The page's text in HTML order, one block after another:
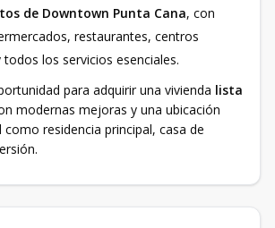
de Downtown Punta Cana, con
restaurantes, centros
los servicios esenciales.
para adquirir una vivienda lista
modernas mejoras y una ubicación
residencia principal, casa de